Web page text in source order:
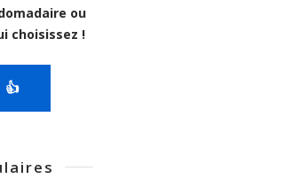
ou
choisissez !
👍